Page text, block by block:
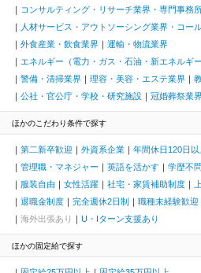
コンサルティング・リサーチ業界・専門事務
人材サービス・アウトソーシング業界・コー
外食産業・飲食業界
運輸・物流業界
エネルギー（電力・ガス・石油・新エネルギ
警備・清掃業界
理容・美容・エステ業界
公社・官公庁・学校・研究施設
冠婚葬祭業
ほかのこだわり条件で探す
第二新卒歓迎 外資系企業 年間休日120日以
管理職・マネジャー
英語を活かす 学歴不問
服装自由
女性活躍 社宅・家賃補助制度
退職金制度
完全週休2日制 職種未経験歓迎
海外出張あり
U・Iターン支援あり
ほかの固定給で探す